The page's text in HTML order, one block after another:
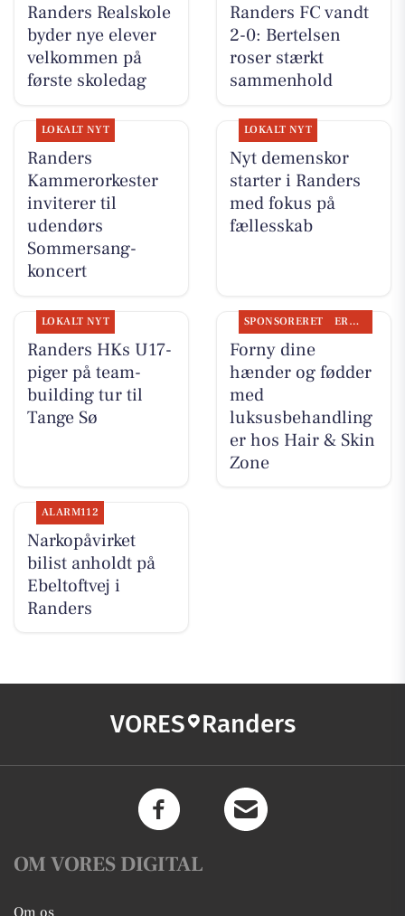
Randers Realskole
byder nye elever
velkommen på
første skoledag
Randers FC vandt
2-0: Bertelsen
roser stærkt
sammenhold
LOKALT NYT
Randers
Kammerorkester
inviterer til
udendørs
Sommersang-
koncert
LOKALT NYT
Nyt demenskor
starter i Randers
med fokus på
fællesskab
LOKALT NYT
Randers HKs U17-
piger på team-
building tur til
Tange Sø
SPONSORERET ERHVERV
Forny dine
hænder og fødder
med
luksusbehandling
er hos Hair & Skin
Zone
ALARM112
Narkopåvirket
bilist anholdt på
Ebeltoftvej i
Randers
VORES Randers
OM VORES DIGITAL